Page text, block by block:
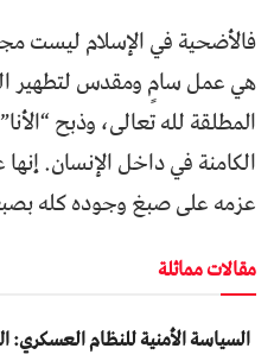
فالأضحية في الإسلام
هي عمل سامٍ ومقدس لتطهير
المطلقة لله تعالى، وذبح
الكامنة في داخل الإنسان.
عزمه على صبغ وجوده كله
مقالات مماثلة
السياسة الأمنية للنظام العسكري: